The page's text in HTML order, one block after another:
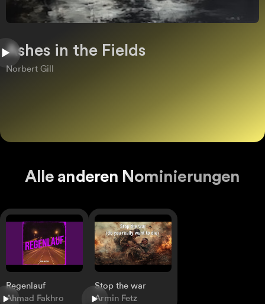
Ashes in the Fields
Norbert Gill
Alle anderen Nominierungen
Regenlauf
Ahmad Fakhro
Stop the war
Armin Fetz